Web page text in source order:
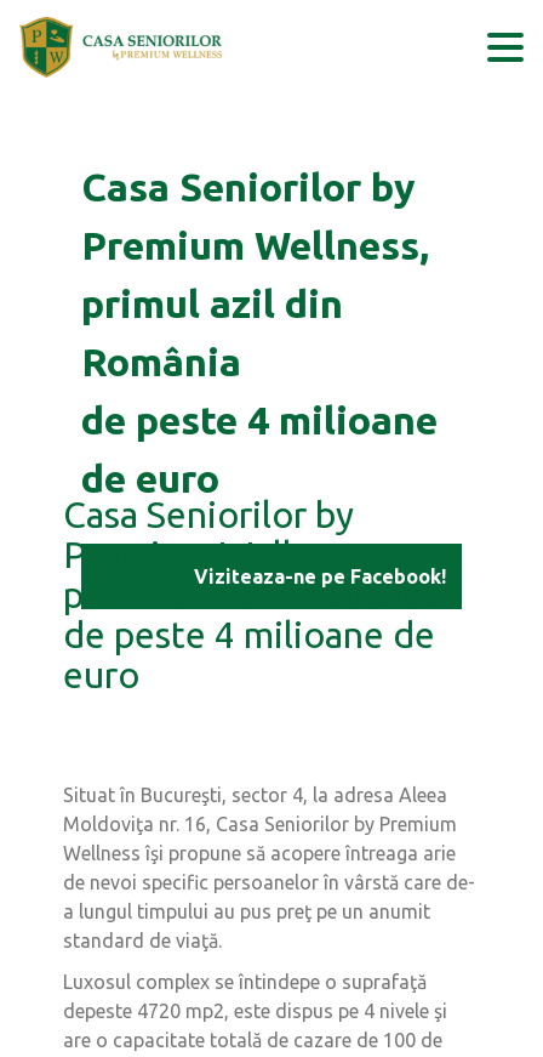
Skip
Casa Seniorilor by
Premium Wellness,
primul azil din
România
de peste 4 milioane
de euro
Viziteaza-ne pe Facebook!
Casa Seniorilor by
Premium Wellness,
primul azil din România
de peste 4 milioane de
euro
Situat în Bucureşti, sector 4, la adresa Aleea
Moldoviţa nr. 16, Casa Seniorilor by Premium
Wellness îşi propune să acopere întreaga arie
de nevoi specific persoanelor în vârstă care de-
a lungul timpului au pus preţ pe un anumit
standard de viaţă.
Luxosul complex se întindepe o suprafaţă
depeste 4720 mp2, este dispus pe 4 nivele şi
are o capacitate totală de cazare de 100 de